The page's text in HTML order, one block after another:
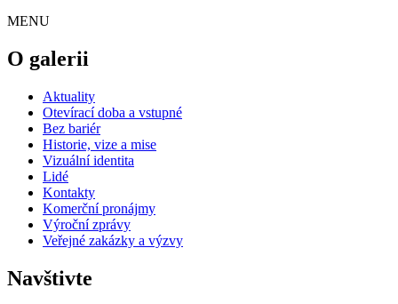
MENU
O galerii
Aktuality
Otevírací doba a vstupné
Bez bariér
Historie, vize a mise
Vizuální identita
Lidé
Kontakty
Komerční pronájmy
Výroční zprávy
Veřejné zakázky a výzvy
Navštivte